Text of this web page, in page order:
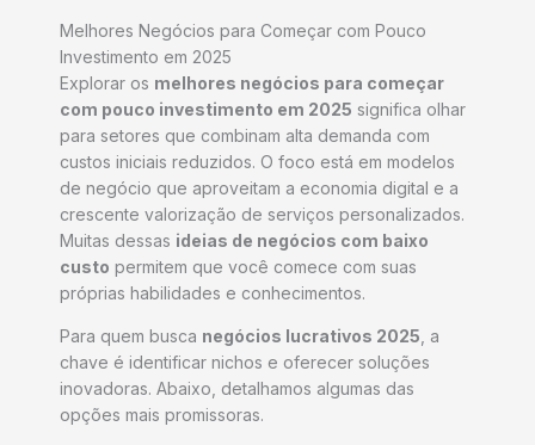
Melhores Negócios para Começar com Pouco
Investimento em 2025
Explorar os melhores negócios para começar
com pouco investimento em 2025 significa olhar
para setores que combinam alta demanda com
custos iniciais reduzidos. O foco está em modelos
de negócio que aproveitam a economia digital e a
crescente valorização de serviços personalizados.
Muitas dessas ideias de negócios com baixo
custo permitem que você comece com suas
próprias habilidades e conhecimentos.
Para quem busca negócios lucrativos 2025, a
chave é identificar nichos e oferecer soluções
inovadoras. Abaixo, detalhamos algumas das
opções mais promissoras.